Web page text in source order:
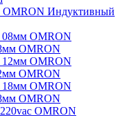
Индуктивный
OMRON
OMRON
OMRON